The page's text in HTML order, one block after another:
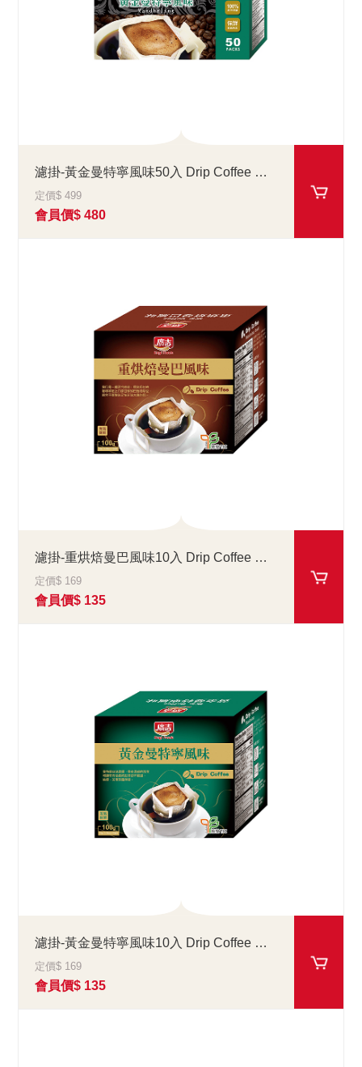
濾掛-黃金曼特寧風味50入 Drip Coffee Mandheling
定價$ 499
會員價$ 480
濾掛-重烘焙曼巴風味10入 Drip Coffee Mandheling Brazil
定價$ 169
會員價$ 135
濾掛-黃金曼特寧風味10入 Drip Coffee Mandheling
定價$ 169
會員價$ 135